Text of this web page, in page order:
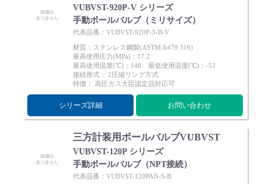
VUBVST-920P-V シリーズ
手動ボールバルブ（ミリサイズ）
代表品番：VUBVST-920P-3-B-V
材質：ステンレス鋼製(ASTM A479 316)
最高使用圧力(MPa)：17.2
最高使用温度(℃)：148 最低使用温度(℃)：-53
接続形式： 2圧縮リング方式
特徴： 高圧ガス大臣認定品対応可
シリーズ詳細 お問い合わせ
三方計装用ボールバルブVUBVST
VUBVST-120P シリーズ
手動ボールバルブ（NPT接続）
代表品番：VUBVST-120PAN-S-B